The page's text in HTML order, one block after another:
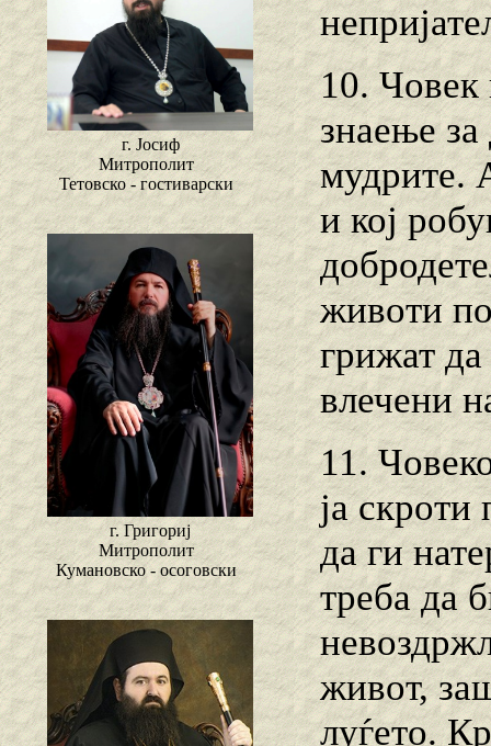
г. Јосиф
Митрополит
Тетовско - гостиварски
г. Григориј
Митрополит
Кумановско - осоговски
10. Човек
знаење
мудрите.
и кој
животи
грижат
влечени
11.
ја скроти
да ги
треба да
живот,
луѓето.